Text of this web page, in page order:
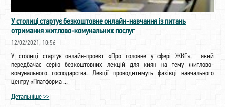
У столиці стартує безкоштовне онлайн-навчання із питань
отримання житлово-комунальних послуг
12/02/2021, 10:56
У столиці стартує онлайн-проект «Про головне у сфері ЖКГ», який
передбачає серію безкоштовних лекцій для киян на тему житлово-
комунального господарства. Лекції проводитимуть фахівці навчального
центру «Платформа ...
Детальніше >>